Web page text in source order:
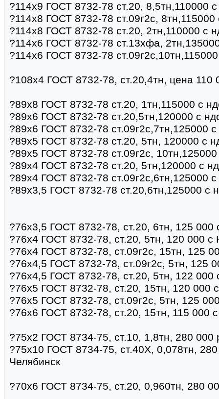
?114х9 ГОСТ 8732-78 ст.20, 8,5тн,110000
?114х8 ГОСТ 8732-78 ст.09г2с, 8тн,115000
?114х8 ГОСТ 8732-78 ст.20, 2тн,110000 с
?114х6 ГОСТ 8732-78 ст.13хфа,
?114х6 ГОСТ 8732-78
?108х4 ГОСТ 8732-78, ст.20,4тн, цена
?89х8 ГОСТ 8732-78 ст.20, 1тн,115000 с
?89х6 ГОСТ 8732-78 ст.20,5тн,120000 с
?89х6 ГОСТ 8732-78 ст.09г2с,7тн,125000
?89х5 ГОСТ 8732-78 ст.20, 5тн, 120000 с
?89х5 ГОСТ 8732-78 ст.09г2с,
?89х4 ГОСТ 8732-78 ст.20, 5тн,120000 с
?89х4 ГОСТ 8732-78 ст.09г2с,6тн,125000
?89х3,5 ГОСТ 8732-78 ст.20,6тн,125000 с
?76х3,5 ГОСТ 8732-78, ст.20, 6тн, 125
?76х4 ГОСТ 8732-78, ст.20, 5тн, 120 000
?76х4 ГОСТ 8732-78, ст.09г2с, 15тн, 125
?76х4,5 ГОСТ 8732-78, ст.09г2с, 5тн, 125
?76х4,5 ГОСТ 8732-78, ст.20, 5тн, 122
?76х5 ГОСТ 8732-78, ст.20, 15тн, 120 000
?76х5 ГОСТ 8732-78, ст.09г2с, 5тн, 125
?76х6 ГОСТ 8732-78, ст.20, 15тн, 115 000
?75х2 ГОСТ 8734-75, ст.10, 1,8тн, 280
?75х10 ГОСТ 8734-75, ст.40Х, 0,078тн,
Челябинск
?70х6 ГОСТ 8734-75, ст.20, 0,960тн, 280